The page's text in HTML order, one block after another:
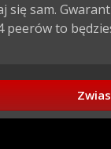
się sam.
peerów to